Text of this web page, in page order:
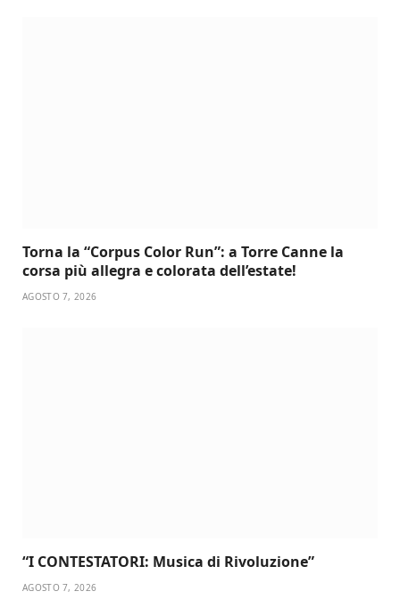
Torna la “Corpus Color Run”: a Torre Canne la
corsa più allegra e colorata dell’estate!
AGOSTO 7, 2026
“I CONTESTATORI: Musica di Rivoluzione”
AGOSTO 7, 2026